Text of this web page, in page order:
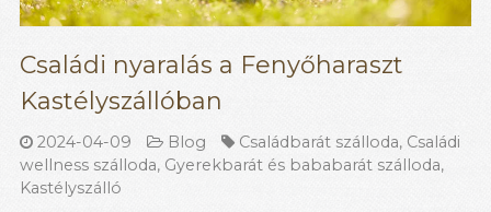
Családi nyaralás a Fenyőharaszt
Kastélyszállóban
2024-04-09 Blog Családbarát szálloda, Családi
wellness szálloda, Gyerekbarát és bababarát szálloda,
Kastélyszálló